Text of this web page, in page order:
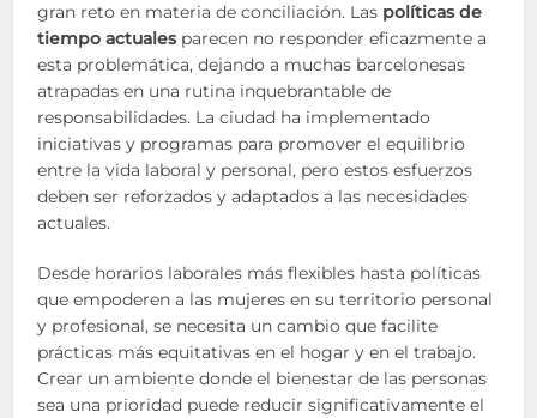
gran reto en materia de conciliación. Las políticas de
tiempo actualesparecen no responder eficazmente a
esta problemática, dejando a muchas barcelonesas
atrapadas en una rutina inquebrantable de
responsabilidades. La ciudad ha implementado
iniciativas y programas para promover el equilibrio
entre la vida laboral y personal, pero estos esfuerzos
deben ser reforzados y adaptados a las necesidades
actuales.
Desde horarios laborales más flexibles hasta políticas
que empoderen a las mujeres en su territorio personal
y profesional, se necesita un cambio que facilite
prácticas más equitativas en el hogar y en el trabajo.
Crear un ambiente donde el bienestar de las personas
sea una prioridad puede reducir significativamente el